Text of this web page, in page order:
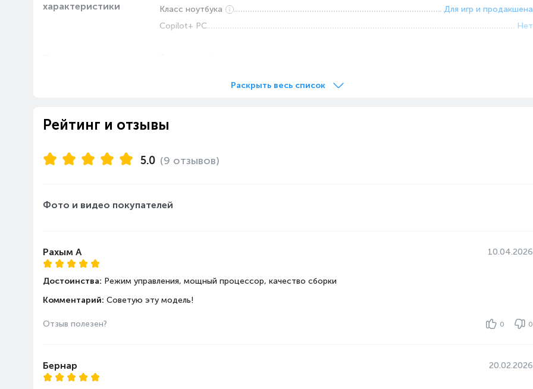
характеристики
Класс ноутбука
Для игр и продакшена
Copilot+ PC
Нет
Диагональ дисплея, дюйм
Частота обновления экрана
Память Объем SSD накопителя, ГБ
Операционная
система
Предупреждение
Компьютер без операционной системы! Не забудьте
Интерфейсы
1x USB 3.2 Gen 2 Type-C, 3x USB 3.2 Gen 2 Type-A,
Сетевые
Раскрыть весь список
Рейтинг и отзывы
5.0 (9 отзывов)
Фото и видео покупателей
Рахым А 10.04.2026
Достоинства: Режим управления, мощный процессор, качество сборки
Комментарий: Советую эту модель!
Отзыв полезен? 0 0
Бернар 20.02.2026